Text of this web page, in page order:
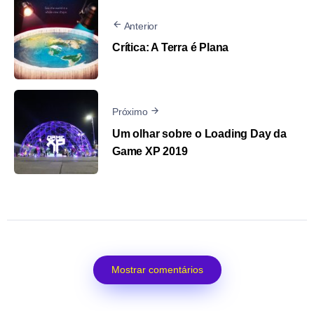
Anterior
Crítica: A Terra é Plana
Próximo
Um olhar sobre o Loading Day da
Game XP 2019
Mostrar comentários